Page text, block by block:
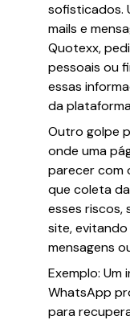
sofisticados.
mails e
Quotexx,
pessoais ou
essas
da
Outro golpe
onde uma
parecer com
que coleta
esses riscos,
site,
mensagens
Exemplo: Um
WhatsApp
para